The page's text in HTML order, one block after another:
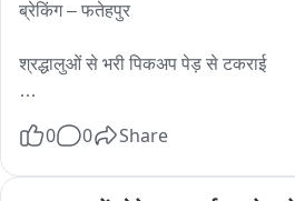
ब्रेकिंग – फतेहपुर
श्रद्धालुओं से भरी पिकअप पेड़ से टकराई
0 0 Share